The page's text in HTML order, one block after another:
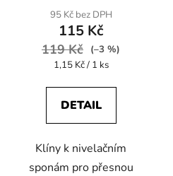
95 Kč bez DPH
115 Kč
119 Kč
(–3 %)
Měrná
1,15 Kč / 1 ks
DETAIL
Klíny k nivelačním
sponám pro přesnou